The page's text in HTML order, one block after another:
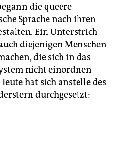
die queere
Sprache nach ihren
Ein Unterstrich
diejenigen Menschen
die sich in das
nicht einordnen
hat sich anstelle des
durchgesetzt: